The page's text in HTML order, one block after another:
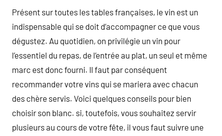
Présent sur toutes les tables françaises, le vin est un
indispensable qui se doit d’accompagner ce que vous
dégustez. Au quotidien, on privilégie un vin pour
l’essentiel du repas, de l’entrée au plat, un seul et même
marc est donc fourni. Il faut par conséquent
recommander votre vins qui se mariera avec chacun
des chère servis. Voici quelques conseils pour bien
choisir son blanc. si, toutefois, vous souhaitez servir
plusieurs au cours de votre fête, il vous faut suivre une